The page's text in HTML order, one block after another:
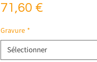
71,60 €
Gravure *
Sélectionner